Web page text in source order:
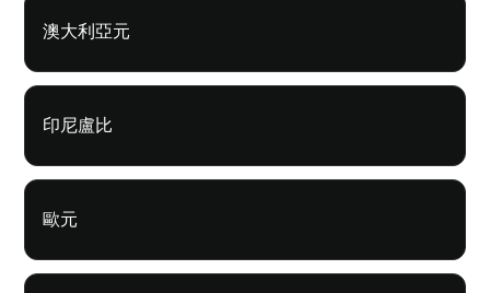
澳大利亞元
印尼盧比
歐元